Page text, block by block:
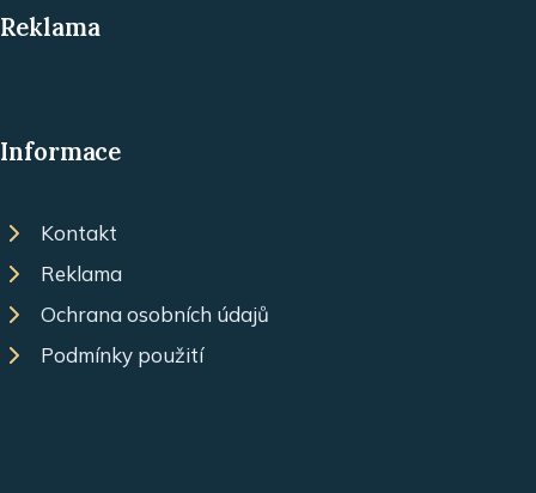
Reklama
Informace
Kontakt
Reklama
Ochrana osobních údajů
Podmínky použití